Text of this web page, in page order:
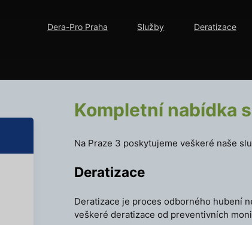
Dera-Pro Praha Služby Deratizace
Kompletní nabídka
Na Praze 3 poskytujeme veškeré naše
Deratizace
Deratizace je proces odborného hubení
veškeré deratizace od preventivních